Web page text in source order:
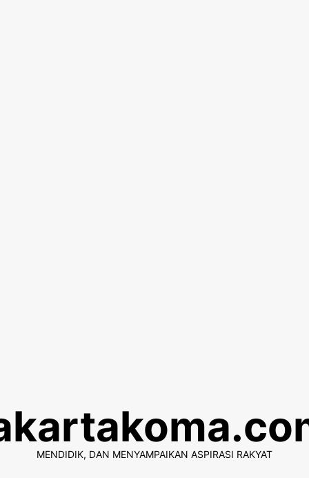
content
MENDIDIK, DAN MENYAMPAIKAN ASPIRASI RAKYAT